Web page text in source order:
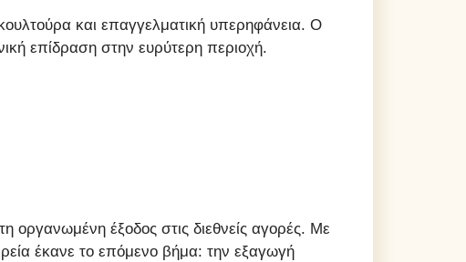
και επαγγελματική υπερηφάνεια. Ο
επίδραση στην ευρύτερη περιοχή.
οργανωμένη έξοδος στις διεθνείς αγορές. Με
έκανε το επόμενο βήμα: την εξαγωγή